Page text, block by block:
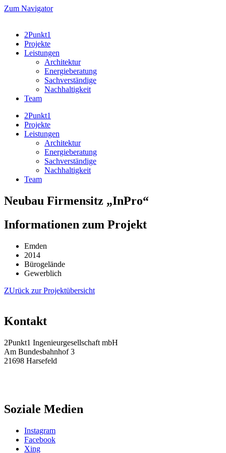
Zum
Zum Navigator
2Punkt1
Projekte
Leistungen
Architektur
Energieberatung
Sachverständige
Nachhaltigkeit
Team
2Punkt1
Projekte
Leistungen
Architektur
Energieberatung
Sachverständige
Nachhaltigkeit
Team
Neubau Firmensitz „InPro“
Informationen zum Projekt
Emden
2014
Bürogelände
Gewerblich
ZUrück zur Projektübersicht
Kontakt
2Punkt1 Ingenieurgesellschaft mbH
Am Bundesbahnhof 3
21698 Harsefeld
Soziale Medien
Instagram
Facebook
Xing